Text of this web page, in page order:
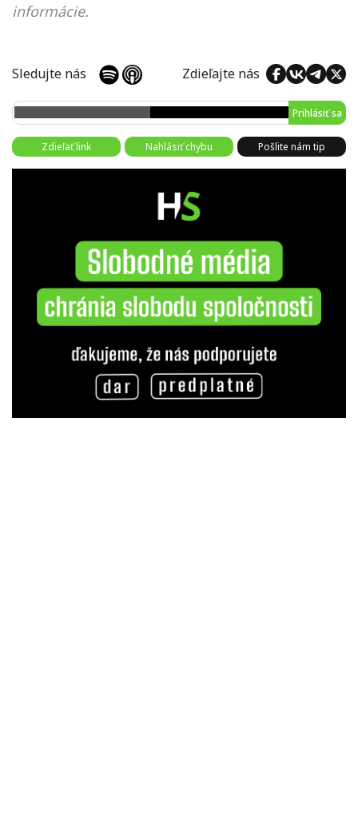
informácie.
Sledujte nás Zdieľajte nás
Prihlásiť sa
Zdieľať link Nahlásiť chybu Pošlite nám tip